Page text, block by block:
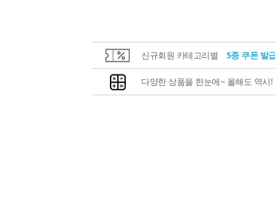
신규회원 카테고리별 5종 쿠폰 발
다양한 상품을 한눈에~ 올해도 역시!